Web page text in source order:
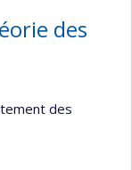
des
des